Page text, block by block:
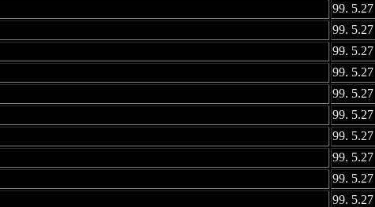
99.
99.
99.
99.
99.
99.
99.
99.
99.
99.